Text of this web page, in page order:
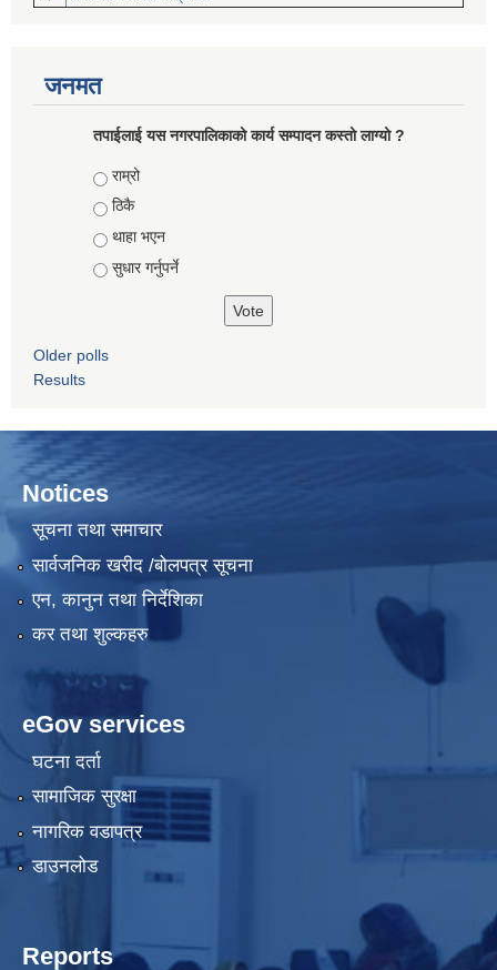
जनमत
तपाईलाई यस नगरपालिकाको कार्य सम्पादन कस्तो लाग्यो ?
Choices
राम्रो
ठिकै
थाहा भएन
सुधार गर्नुपर्ने
Older polls
Results
Notices
सूचना तथा समाचार
सार्वजनिक खरीद /बोलपत्र सूचना
एन, कानुन तथा निर्देशिका
कर तथा शुल्कहरु
eGov services
घटना दर्ता
सामाजिक सुरक्षा
नागरिक वडापत्र
डाउनलोड
Reports